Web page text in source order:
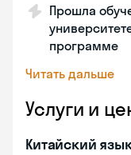
Прошла
программе
Читать дальше
Услуги и
Китайский